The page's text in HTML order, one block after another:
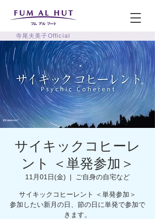
寺尾夫美子Official
サイキックコヒーレ
ント ＜単発参加＞
11月01日(金)
  |
ご自身の自宅など
サイキックコヒーレント ＜単発参加＞
参加したい新月の日、節の日に単発で参加で
きます。